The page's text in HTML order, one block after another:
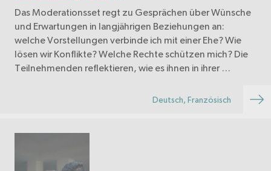
Das Moderationsset regt zu Gesprächen über Wünsche
und Erwartungen in langjährigen Beziehungen an:
welche Vorstellungen verbinde ich mit einer Ehe? Wie
lösen wir Konflikte? Welche Rechte schützen mich? Die
Teilnehmenden reflektieren, wie es ihnen in ihrer …
Deutsch, Französisch